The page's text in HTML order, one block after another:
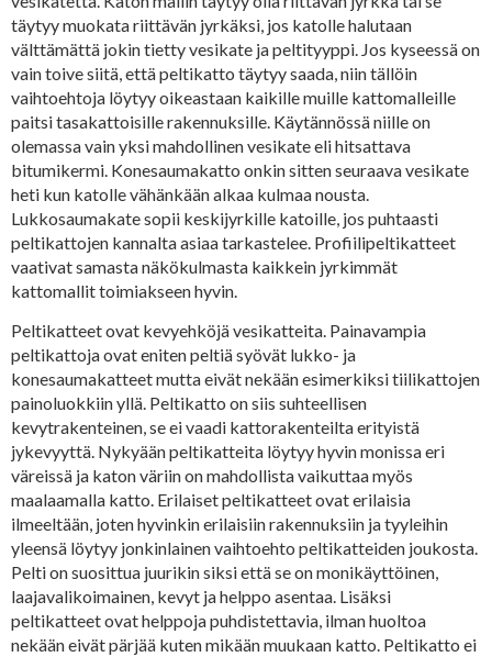
täytyy muokata riittävän jyrkäksi, jos katolle halutaan
välttämättä jokin tietty vesikate ja peltityyppi. Jos kyseessä on
vain toive siitä, että peltikatto täytyy saada, niin tällöin
vaihtoehtoja löytyy oikeastaan kaikille muille kattomalleille
paitsi tasakattoisille rakennuksille. Käytännössä niille on
olemassa vain yksi mahdollinen vesikate eli hitsattava
bitumikermi. Konesaumakatto onkin sitten seuraava vesikate
heti kun katolle vähänkään alkaa kulmaa nousta.
Lukkosaumakate sopii keskijyrkille katoille, jos puhtaasti
peltikattojen kannalta asiaa tarkastelee. Profiilipeltikatteet
vaativat samasta näkökulmasta kaikkein jyrkimmät
kattomallit toimiakseen hyvin.
Peltikatteet ovat kevyehköjä vesikatteita. Painavampia
peltikattoja ovat eniten peltiä syövät lukko- ja
konesaumakatteet mutta eivät nekään esimerkiksi tiilikattojen
painoluokkiin yllä. Peltikatto on siis suhteellisen
kevytrakenteinen, se ei vaadi kattorakenteilta erityistä
jykevyyttä. Nykyään peltikatteita löytyy hyvin monissa eri
väreissä ja katon väriin on mahdollista vaikuttaa myös
maalaamalla katto. Erilaiset peltikatteet ovat erilaisia
ilmeeltään, joten hyvinkin erilaisiin rakennuksiin ja tyyleihin
yleensä löytyy jonkinlainen vaihtoehto peltikatteiden joukosta.
Pelti on suosittua juurikin siksi että se on monikäyttöinen,
laajavalikoimainen, kevyt ja helppo asentaa. Lisäksi
peltikatteet ovat helppoja puhdistettavia, ilman huoltoa
nekään eivät pärjää kuten mikään muukaan katto. Peltikatto ei